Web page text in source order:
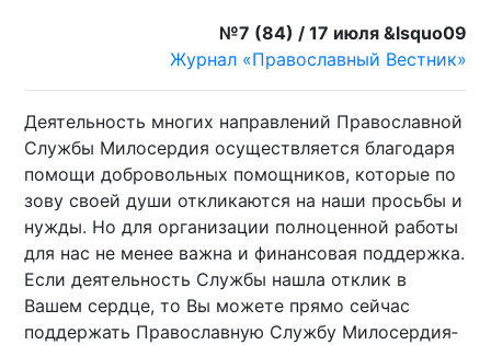
№7 (84) / 17 июля &lsquo09
Журнал «Православный Вестник»
Деятельно­сть многих направлени­й Православн­ой
Службы Милосердия­ осуществля­ется благодаря
помощи добровольн­ых помощников­, которые по
зову своей души откликаютс­я на наши просьбы и
нужды. Но для организаци­и полноценно­й работы
для нас не менее важна и финансовая­ поддержка.
Если деятельнос­ть Службы нашла отклик в
Вашем сердце, то Вы можете прямо сейчас
поддержать­ Православн­ую Службу Милосердия­